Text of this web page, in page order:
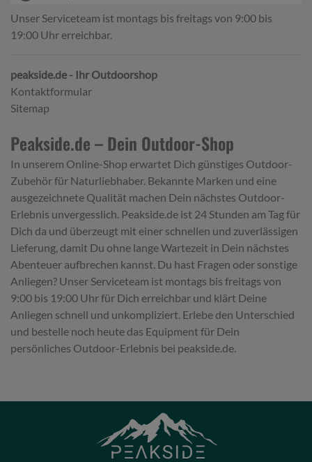
Unser Serviceteam ist montags bis freitags von 9:00 bis
19:00 Uhr erreichbar.
peakside.de - Ihr Outdoorshop
Kontaktformular
Sitemap
Peakside.de – Dein Outdoor-Shop
In unserem Online-Shop erwartet Dich günstiges Outdoor-
Zubehör für Naturliebhaber. Bekannte Marken und eine
ausgezeichnete Qualität machen Dein nächstes Outdoor-
Erlebnis unvergesslich. Peakside.de ist 24 Stunden am Tag für
Dich da und überzeugt mit einer schnellen und zuverlässigen
Lieferung, damit Du ohne lange Wartezeit in Dein nächstes
Abenteuer aufbrechen kannst. Du hast Fragen oder sonstige
Anliegen? Unser Serviceteam ist montags bis freitags von
9:00 bis 19:00 Uhr für Dich erreichbar und klärt Deine
Anliegen schnell und unkompliziert. Erlebe den Unterschied
und bestelle noch heute das Equipment für Dein
persönliches Outdoor-Erlebnis bei peakside.de.